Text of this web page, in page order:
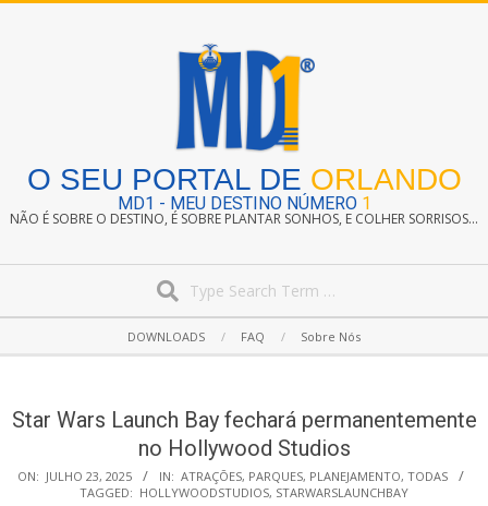
O SEU PORTAL DE ORLANDO
MD1 - MEU DESTINO NÚMERO 1
NÃO É SOBRE O DESTINO, É SOBRE PLANTAR SONHOS, E COLHER SORRISOS...
Navigation
DOWNLOADS FAQ Sobre Nós
Star Wars Launch Bay fechará permanentemente
no Hollywood Studios
ON: JULHO 23, 2025 IN: ATRAÇÕES, PARQUES, PLANEJAMENTO, TODAS
TAGGED: HOLLYWOODSTUDIOS, STARWARSLAUNCHBAY